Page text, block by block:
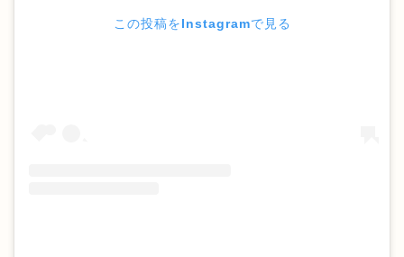
この投稿をInstagramで見る